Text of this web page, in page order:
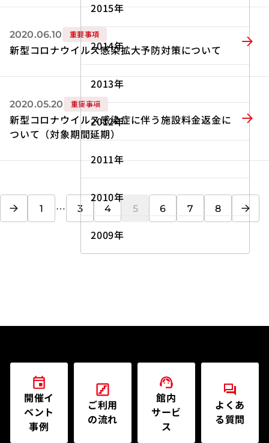
2020.06.10 重要事項
新型コロナウイルス感染拡大予防対策について
2020.05.20 重要事項
新型コロナウイルス感染症に伴う施設料金返金に
ついて（対象期間延期）
前へ 1 … 3 4 5 6 7 8 次へ
2015年
2014年
2013年
2012年
2011年
2010年
2009年
開催イ
ベント
事例
ご利用
の流れ
館内
サービ
ス
よくあ
る質問